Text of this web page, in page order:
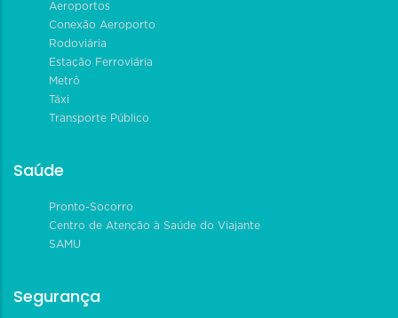
Aeroportos
Conexão Aeroporto
Rodoviária
Estação Ferroviária
Metrô
Táxi
Transporte Público
Saúde
Pronto-Socorro
Centro de Atenção à Saúde do Viajante
SAMU
Segurança